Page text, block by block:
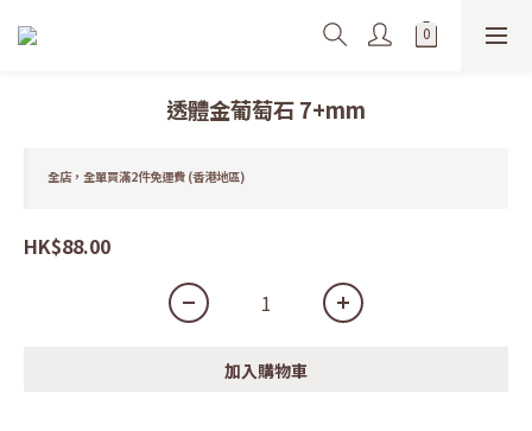
透體金葡萄石 7+mm
全店，全單買滿2件免運費 (香港地區)
HK$88.00
加入購物車